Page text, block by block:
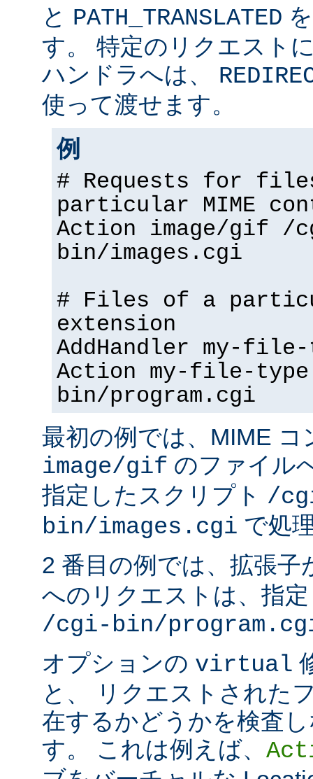
と PATH_TRANSLATED
す。 特定のリクエスト
ハンドラへは、
使って渡せます。
例
# Requests for
particular MIME
Action image/gif /
bin/images.cgi
# Files of a
extension
AddHandler my-
Action my-file-
bin/program.cgi
最初の例では、MIME
image/gif のファイル
指定したスクリプト /
bin/images.cgi で処
2 番目の例では、拡張子
へのリクエストは、指
/cgi-bin/
オプションの virtual
と、 リクエストされた
在するかどうかを検査
す。 これは例えば、